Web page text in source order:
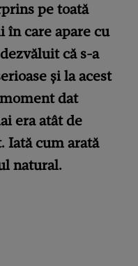
pe toată
în care apare cu
că s-a
și la acest
dat
era atât de
Iată cum arată
natural.